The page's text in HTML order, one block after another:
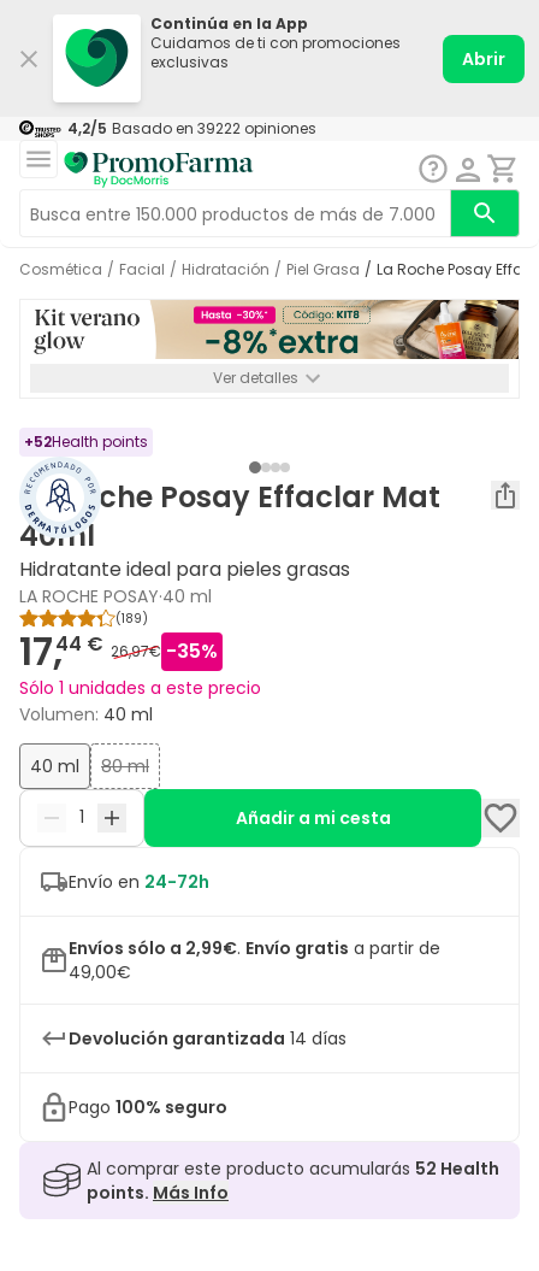
Continúa en la App
Cuidamos de ti con promociones
exclusivas
Abrir
4,2/5 Basado en 39222 opiniones
Cosmética / Facial / Hidratación / Piel Grasa / La Roche Posay
Ver detalles
+52Health points
La Roche Posay Effaclar Mat
40ml
Hidratante ideal para pieles grasas
LA ROCHE POSAY·40 ml
(189)
17,44 € 26,97€ -35%
Sólo 1 unidades a este precio
Volumen: 40 ml
40 ml 80 ml
Añadir a mi cesta
Envío en 24-72h
Envíos sólo a 2,99€. Envío gratis a partir de
49,00€
Devolución garantizada 14 días
Pago 100% seguro
Al comprar este producto acumularás 52 Health
points. Más Info